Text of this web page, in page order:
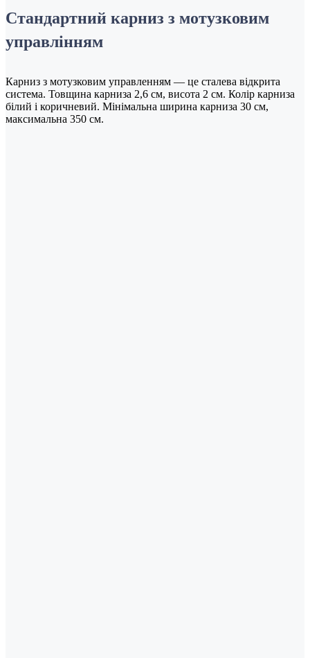
Стандартний карниз з мотузковим
управлінням
Карниз з мотузковим управленням — це сталева відкрита
система. Товщина карниза 2,6 см, висота 2 см. Колір карниза
білий і коричневий. Мінімальна ширина карниза 30 см,
максимальна 350 см.